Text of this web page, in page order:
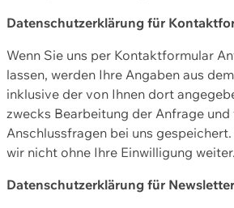
Datenschutzerklärung für
Wenn Sie uns per Kontaktformular
lassen, werden Ihre Angaben aus
inklusive der von Ihnen dort
zwecks Bearbeitung der Anfrage und
Anschlussfragen bei uns
wir nicht ohne Ihre Einwilligung weiter.
Datenschutzerklärung für